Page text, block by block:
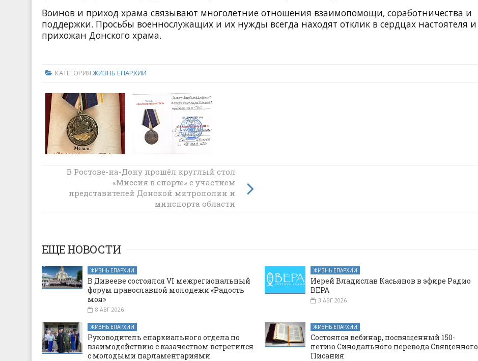
Воинов и приход храма связывают многолетние отношения взаимопомощи, соработничества и
поддержки. Просьбы военнослужащих и их нужды всегда находят отклик в сердцах настоятеля и
прихожан Донского храма.
КАТЕГОРИЯ ЖИЗНЬ ЕПАРХИИ
Командование 163-го танкового полка
поблагодарило руководителя отдела по
взаимодействию с казачеством за помощь и
духовное окормление
В Ростове-на-Дону прошёл круглый стол
«Миссия в спорте» с участием
представителей Донской митрополии и
минспорта области
ЕЩЕ НОВОСТИ
ЖИЗНЬ ЕПАРХИИ
В Дивееве состоялся VI межрегиональный
форум православной молодежи «Радость
моя»
8 АВГ 2026
ЖИЗНЬ ЕПАРХИИ
Иерей Владислав Касьянов в эфире Радио
ВЕРА
3 АВГ 2026
ЖИЗНЬ ЕПАРХИИ
Руководитель епархиального отдела по
взаимодействию с казачеством встретился
с молодыми парламентариями
ЖИЗНЬ ЕПАРХИИ
Состоялся вебинар, посвященный 150-
летию Синодального перевода Священного
Писания